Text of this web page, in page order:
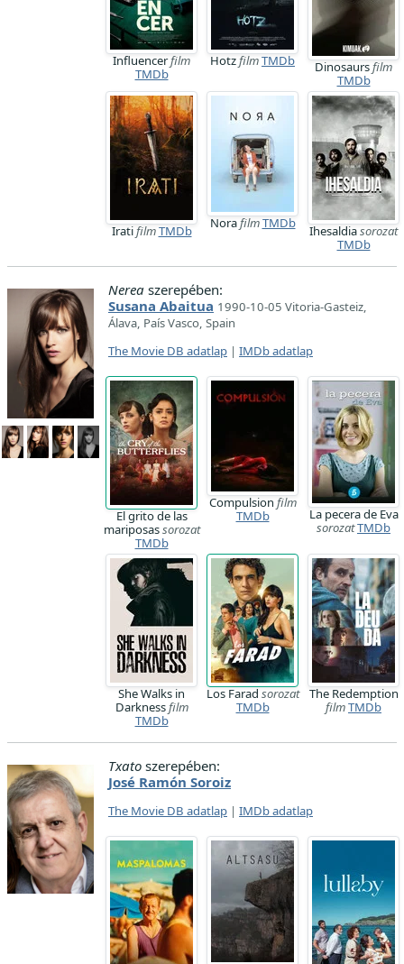
Influencerfilm
TMDb
HotzfilmTMDb Dinosaursfilm
TMDb
IratifilmTMDb NorafilmTMDb Ihesaldiasorozat
TMDb
Nerea szerepében:
Susana Abaitua 1990-10-05 Vitoria-Gasteiz,
Álava, País Vasco, Spain
The Movie DB adatlap | IMDb adatlap
El grito de las
mariposassorozat
TMDb
Compulsion film
TMDb
La pecera de Eva
sorozatTMDb
She Walks in
Darknessfilm
TMDb
Los Farad sorozat
TMDb
The Redemption
filmTMDb
Txato szerepében:
José Ramón Soroiz
The Movie DB adatlap | IMDb adatlap